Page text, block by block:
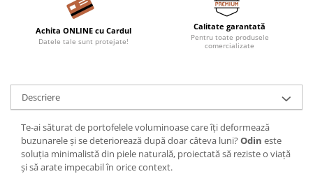
Achita ONLINE cu Cardul
Datele tale sunt protejate!
Calitate garantată
Pentru toate produsele
comercializate
Descriere
Te-ai săturat de portofelele voluminoase care îți deformează
buzunarele și se deteriorează după doar câteva luni? Odin este
soluția minimalistă din piele naturală, proiectată să reziste o viață
și să arate impecabil în orice context.